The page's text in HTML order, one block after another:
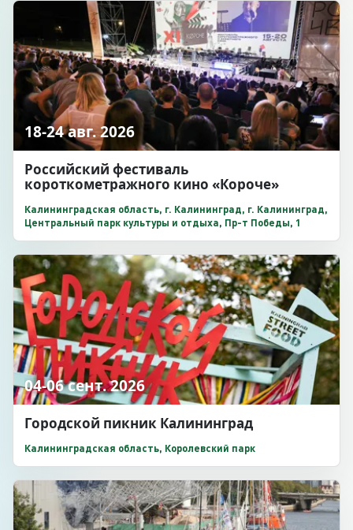
18-24 авг. 2026
Российский фестиваль
короткометражного кино «Короче»
Калининградская область, г. Калининград, г. Калининград,
Центральный парк культуры и отдыха, Пр-т Победы, 1
04-06 сент. 2026
Городской пикник Калининград
Калининградская область, Королевский парк